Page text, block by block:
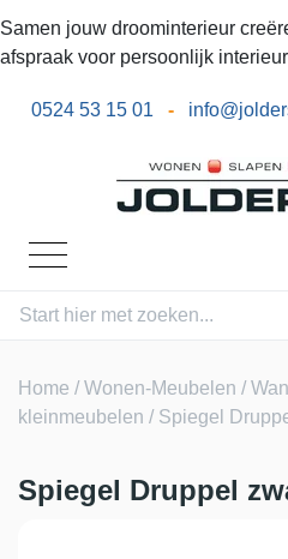
Samen jouw droominterieur
afspraak voor persoonlijk
0524 53 15 01 -
Home /Wonen-Meubelen /
kleinmeubelen / Spiegel
Spiegel Druppel